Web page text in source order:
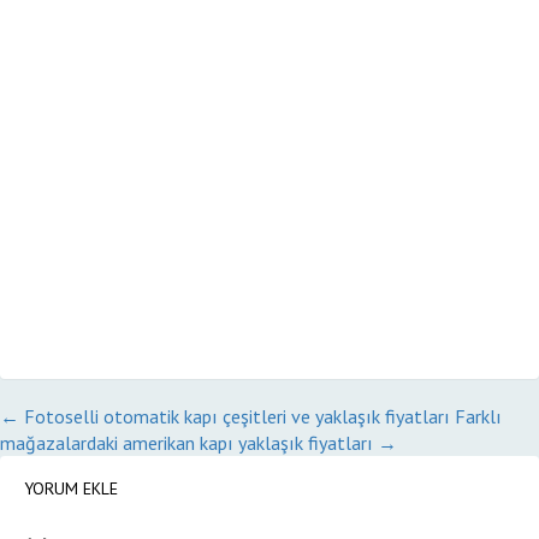
← Fotoselli otomatik kapı çeşitleri ve yaklaşık fiyatları Farklı
mağazalardaki amerikan kapı yaklaşık fiyatları →
YORUM EKLE